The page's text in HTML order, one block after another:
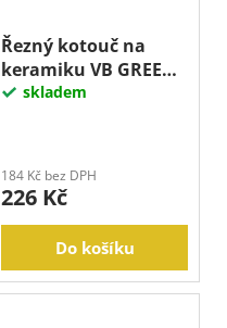
Řezný kotouč na
keramiku VB GREEN,
115 mm
skladem
184 Kč bez DPH
226 Kč
Do košíku